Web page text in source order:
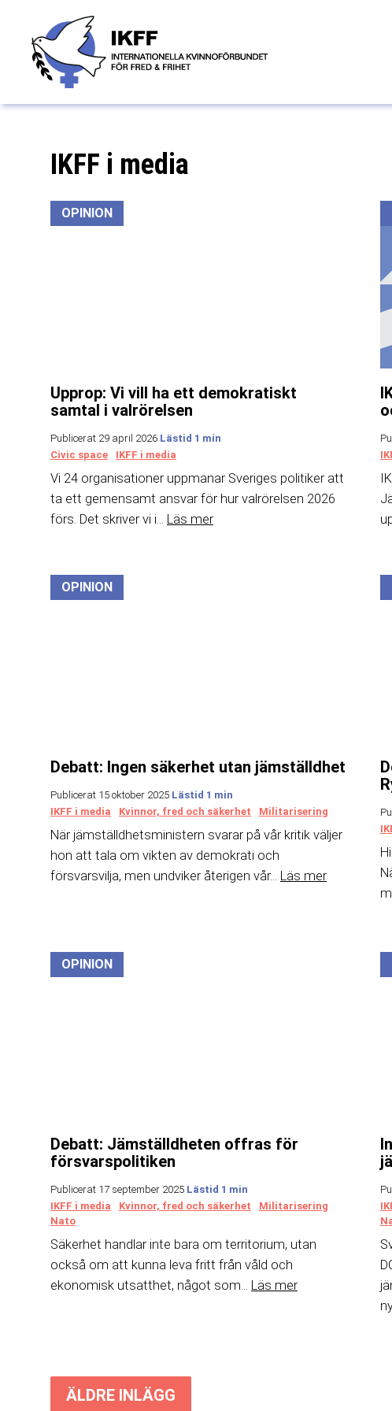
Hem »IKFF i media
IKFF i media
OPINION
Upprop: Vi vill ha ett demokratiskt
samtal i valrörelsen
Publicerat 29 april 2026
Civic space
IKFF i media
Vi 24 organisationer uppmanar Sveriges politiker att
ta ett gemensamt ansvar för hur valrörelsen 2026
förs. Det skriver vi i... Läs mer
OPINION
Debatt: Ingen säkerhet utan jämställdhet
Publicerat 15 oktober 2025
IKFF i media
Kvinnor, fred och säkerhet Militarisering
När jämställdhetsministern svarar på vår kritik väljer
hon att tala om vikten av demokrati och
försvarsvilja, men undviker återigen vår... Läs mer
OPINION
Debatt: Jämställdheten offras för
försvarspolitiken
Publicerat 17 september 2025
IKFF i media
Kvinnor, fred och säkerhet
Militarisering
Nato
Säkerhet handlar inte bara om territorium, utan
också om att kunna leva fritt från våld och
ekonomisk utsatthet, något som... Läs mer
Inläggsnavigering
ÄLDRE INLÄGG